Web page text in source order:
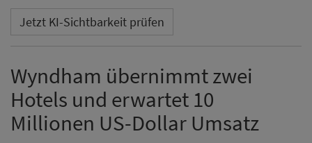
Jetzt KI-Sichtbarkeit prüfen
Wyndham übernimmt zwei
Hotels und erwartet 10
Millionen US-Dollar Umsatz